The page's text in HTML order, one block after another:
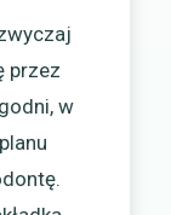
przez
w